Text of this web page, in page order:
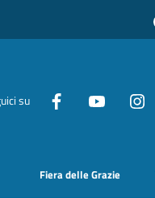
su
Fiera delle Grazie